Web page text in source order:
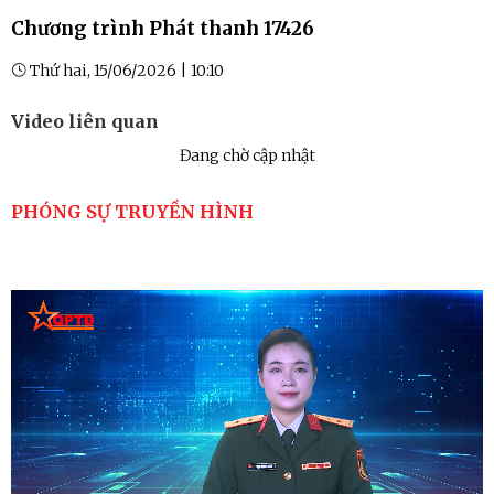
Chương trình Phát thanh 17426
Thứ hai, 15/06/2026 | 10:10
Video liên quan
Đang chờ cập nhật
PHÓNG SỰ TRUYỀN HÌNH